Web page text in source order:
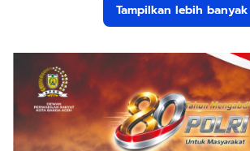
Tampilkan lebih banyak